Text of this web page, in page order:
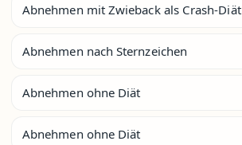
Abnehmen mit Zwieback als Crash-Diät
Abnehmen nach Sternzeichen
Abnehmen ohne Diät
Abnehmen ohne Diät